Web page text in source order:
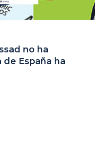
no ha
de España ha